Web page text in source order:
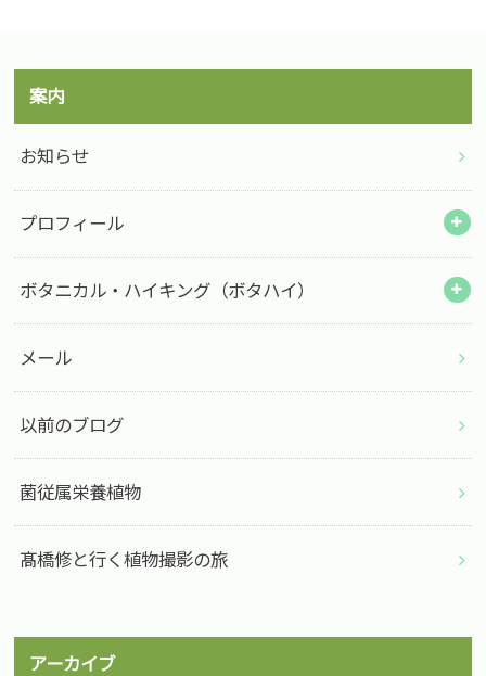
案内
お知らせ
プロフィール
ボタニカル・ハイキング（ボタハイ）
メール
以前のブログ
菌従属栄養植物
髙橋修と行く植物撮影の旅
アーカイブ